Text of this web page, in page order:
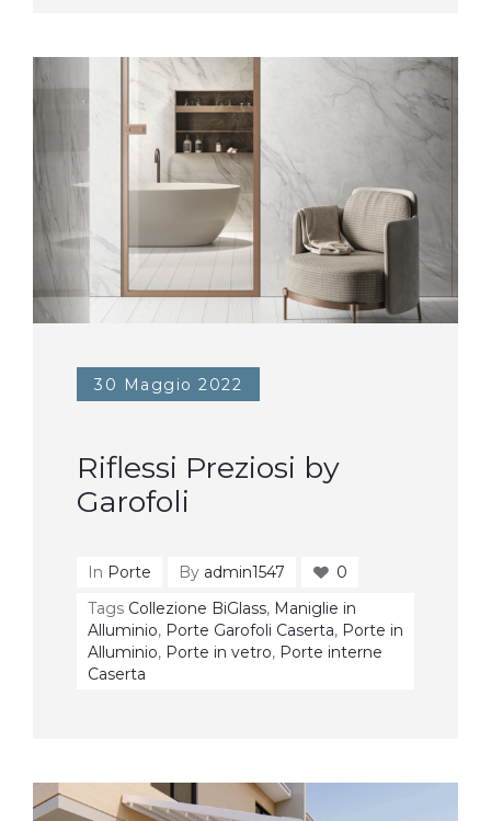
30 Maggio 2022
Riflessi Preziosi by
Garofoli
In Porte By admin1547
0
Tags Collezione BiGlass, Maniglie in
Alluminio, Porte Garofoli Caserta, Porte in
Alluminio, Porte in vetro, Porte interne
Caserta